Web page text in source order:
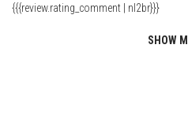
{{{review.rating_comment | nl2br}}}
SHOW